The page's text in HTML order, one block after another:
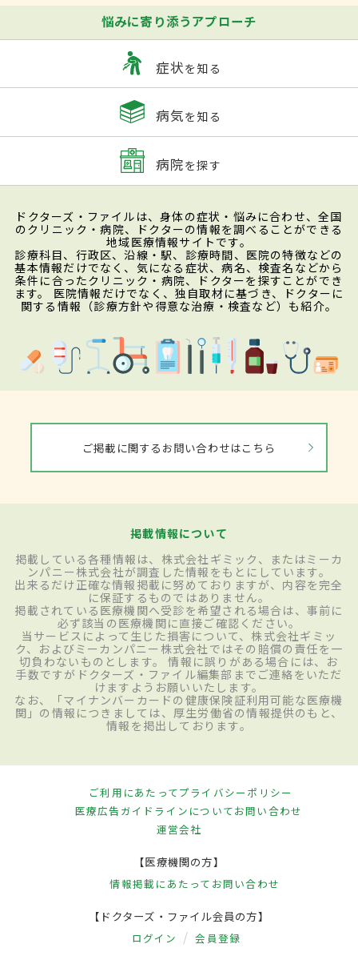
悩みに寄り添うアプローチ
症状を知る
病気を知る
病院を探す
ドクターズ・ファイルは、身体の症状・悩みに合わせ、全国
のクリニック・病院、ドクターの情報を調べることができる
地域医療情報サイトです。
診療科目、行政区、沿線・駅、診療時間、医院の特徴などの
基本情報だけでなく、気になる症状、病名、検査名などから
条件に合ったクリニック・病院、ドクターを探すことができ
ます。 医院情報だけでなく、独自取材に基づき、ドクターに
関する情報（診療方針や得意な治療・検査など）も紹介。
ご掲載に関するお問い合わせはこちら
掲載情報について
掲載している各種情報は、株式会社ギミック、またはミーカ
ンパニー株式会社が調査した情報をもとにしています。
出来るだけ正確な情報掲載に努めておりますが、内容を完全
に保証するものではありません。
掲載されている医療機関へ受診を希望される場合は、事前に
必ず該当の医療機関に直接ご確認ください。
当サービスによって生じた損害について、株式会社ギミッ
ク、およびミーカンパニー株式会社ではその賠償の責任を一
切負わないものとします。 情報に誤りがある場合には、お
手数ですがドクターズ・ファイル編集部までご連絡をいただ
けますようお願いいたします。
なお、「マイナンバーカードの健康保険証利用可能な医療機
関」の情報につきましては、厚生労働省の情報提供のもと、
情報を掲出しております。
ご利用にあたってプライバシーポリシー
医療広告ガイドラインについてお問い合わせ
運営会社
【医療機関の方】
情報掲載にあたって お問い合わせ
【ドクターズ・ファイル会員の方】
ログイン 会員登録